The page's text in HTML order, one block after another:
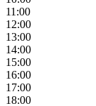
11:00
12:00
13:00
14:00
15:00
16:00
17:00
18:00